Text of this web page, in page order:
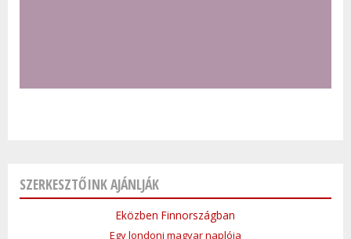
SZERKESZTŐINK AJÁNLJÁK
Eközben Finnországban
Egy londoni magyar naplója